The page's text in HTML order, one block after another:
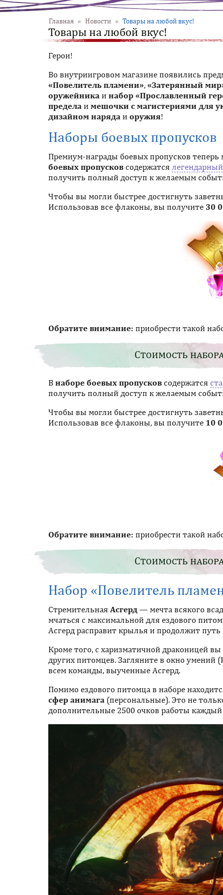
Главная » Новости » Товары на любой вкус!
Товары на любой вкус!
Герои!
Во внутриигровом магазине появились
«Повелитель пламени», «Затерянный
оружейника и набор «Прославленный
предела и мешочки с магистериями для
дизайном наряда и оружия!
Наборы боевых пропусков
Премиум-награды боевых пропусков
боевых пропусков содержатся легендарный
получить полный доступ к желаемым
Чтобы вы могли быстрее достигнуть
Использовав все флаконы, вы получите 30
Обратите внимание: приобрести такой
Стоимость
В наборе боевых пропусков содержатся
получить полный доступ к желаемым
Чтобы вы могли быстрее достигнуть
Использовав все флаконы, вы получите 10
Обратите внимание: приобрести такой
Стоимость
Набор «Повелитель
Стремительная Асгерд — мечта всякого
мчаться с максимальной для ездового
Асгерд расправит крылья и продолжит путь
Кроме того, с харизматичной драконицей
других питомцев. Загляните в окно
всем команды, выученные Асгерд.
Помимо ездового питомца в наборе
сфер анимага (персональные). Это не
дополнительные 2500 очков работы